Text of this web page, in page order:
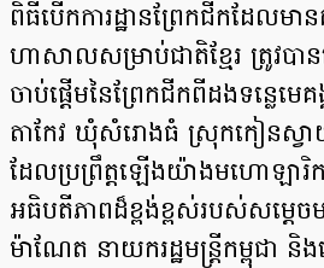
ពិធីបើកការដ្ឋានព្រែកជីកដែល
ហាសាលសម្រាប់ជាតិខ្មែរ ត្រូវ
ចាប់​ផ្តើមនៃព្រែកជីកពីដងទន្លេមេ
តាកែវ ឃុំសំរោងធំ ស្រុកកៀនស្វ
ដែលប្រព្រឹត្តឡើងយ៉ាងមហោឡារិក
អធិបតីភាពដ៏ខ្ពង់ខ្ពស់របស់សម្តេ
ម៉ាណែត នាយករដ្ឋមន្ត្រីកម្ពុជា